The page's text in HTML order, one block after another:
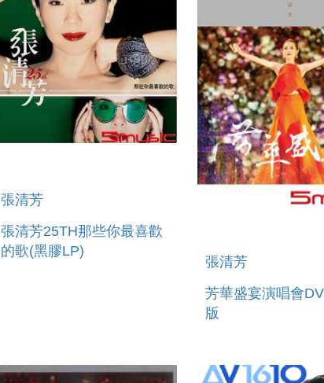
張清芳
張清芳25TH那些你最喜歡
的歌(黑膠LP)
張清芳
芳華盛宴演唱會
版